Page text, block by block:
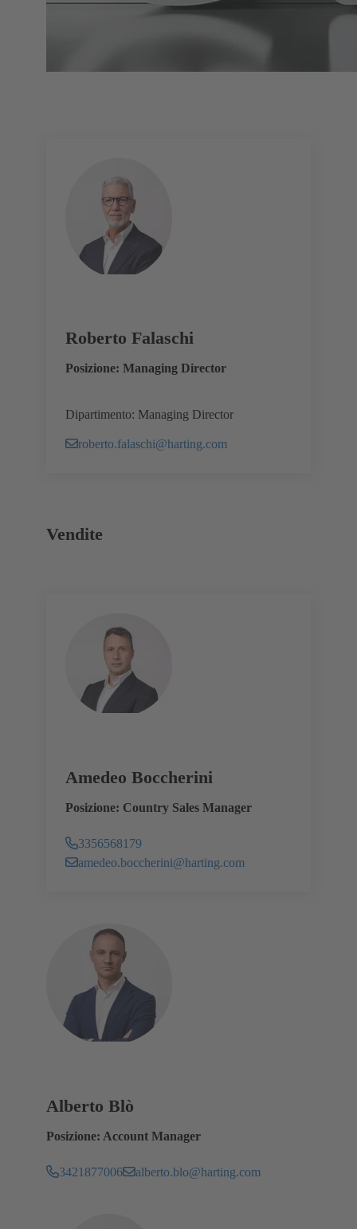
Roberto Falaschi
Posizione: Managing Director
Dipartimento: Managing Director
roberto.falaschi@harting.com
Vendite
Amedeo Boccherini
Posizione: Country Sales Manager
3356568179
amedeo.boccherini@harting.com
Alberto Blò
Posizione: Account Manager
3421877006 alberto.blo@harting.com